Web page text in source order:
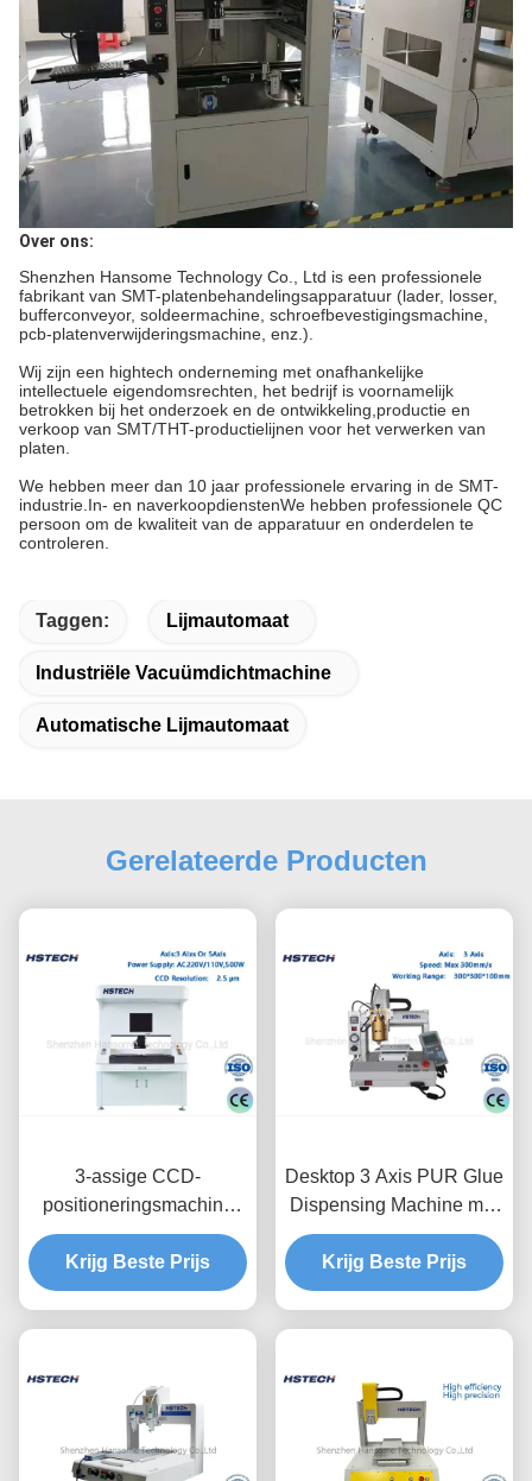
Over ons:
Shenzhen Hansome Technology Co., Ltd is een professionele
fabrikant van SMT-platenbehandelingsapparatuur (lader, losser,
bufferconveyor, soldeermachine, schroefbevestigingsmachine,
pcb-platenverwijderingsmachine, enz.).
Wij zijn een hightech onderneming met onafhankelijke
intellectuele eigendomsrechten, het bedrijf is voornamelijk
betrokken bij het onderzoek en de ontwikkeling,productie en
verkoop van SMT/THT-productielijnen voor het verwerken van
platen.
We hebben meer dan 10 jaar professionele ervaring in de SMT-
industrie.In- en naverkoopdienstenWe hebben professionele QC
persoon om de kwaliteit van de apparatuur en onderdelen te
controleren.
Taggen: Lijmautomaat
Industriële Vacuümdichtmachine
Automatische Lijmautomaat
Gerelateerde Producten
3-assige CCD-
positioneringsmachine
voor viskeuze
lijmapplicatie met dubbel
tafelsysteem en een
PCB-assemblage
Krijg Beste Prijs
Desktop 3 Axis PUR Glue
Dispensing Machine met
300 mm/s snelheid en
0,02 mm
herhalingsnauwkeurigheid
Krijg Beste Prijs